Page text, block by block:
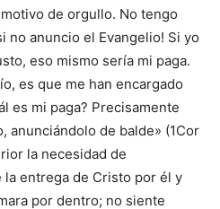
de orgullo. No tengo
no anuncio el Evangelio! Si yo
eso mismo sería mi paga.
es que me han encargado
es mi paga? Precisamente
anunciándolo de balde» (1Cor
la necesidad de
entrega de Cristo por él y
por dentro; no siente